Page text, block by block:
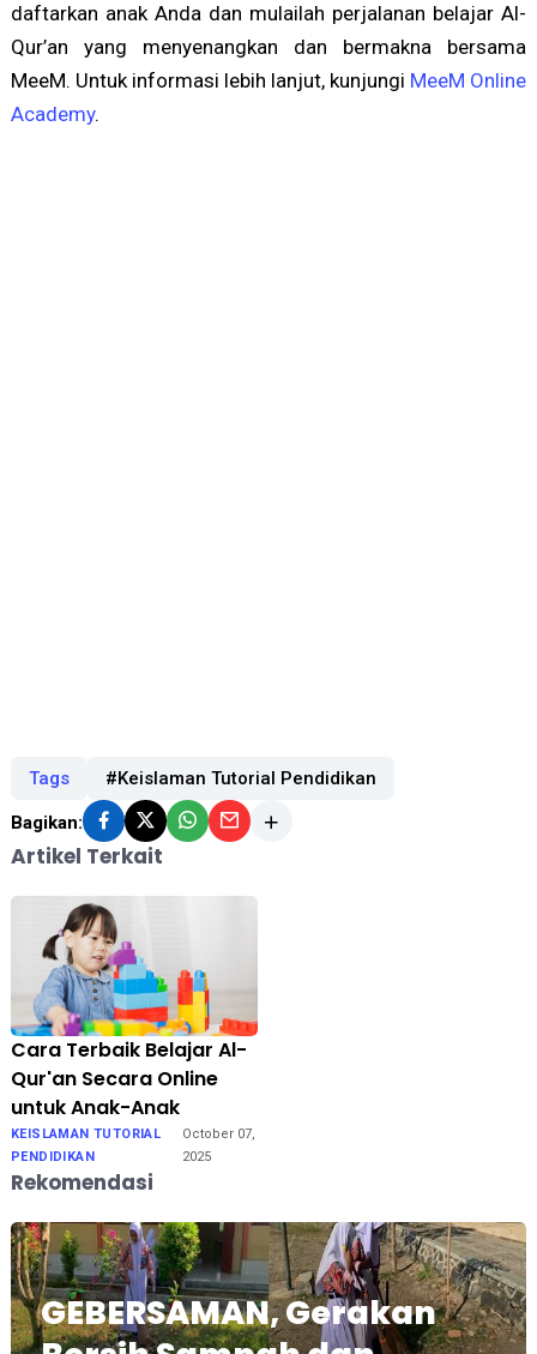
daftarkan anak Anda dan mulailah perjalanan belajar Al-
Qur’an yang menyenangkan dan bermakna bersama
MeeM. Untuk informasi lebih lanjut, kunjungi MeeM Online
Academy.
Tags #Keislaman Tutorial Pendidikan
Bagikan:
Artikel Terkait
Cara Terbaik Belajar Al-
Qur'an Secara Online
untuk Anak-Anak
KEISLAMAN TUTORIAL
PENDIDIKAN
October 07,
2025
Rekomendasi
GEBERSAMAN, Gerakan